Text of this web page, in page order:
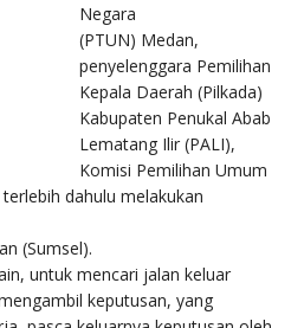
Negara
(PTUN) Medan,
penyelenggara Pemilihan
Kepala Daerah (Pilkada)
Kabupaten Penukal Abab
Lematang Ilir (PALI),
Komisi Pemilihan Umum
dahulu melakukan
(Sumsel).
untuk mencari jalan keluar
keputusan, yang